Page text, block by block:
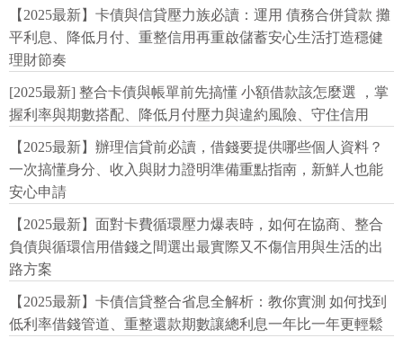
【2025最新】卡債與信貸壓力族必讀：運用 債務合併貸款 攤
平利息、降低月付、重整信用再重啟儲蓄安心生活打造穩健
理財節奏
[2025最新] 整合卡債與帳單前先搞懂 小額借款該怎麼選 ，掌
握利率與期數搭配、降低月付壓力與違約風險、守住信用
【2025最新】辦理信貸前必讀，借錢要提供哪些個人資料？
一次搞懂身分、收入與財力證明準備重點指南，新鮮人也能
安心申請
【2025最新】面對卡費循環壓力爆表時，如何在協商、整合
負債與循環信用借錢之間選出最實際又不傷信用與生活的出
路方案
【2025最新】卡債信貸整合省息全解析：教你實測 如何找到
低利率借錢管道、重整還款期數讓總利息一年比一年更輕鬆